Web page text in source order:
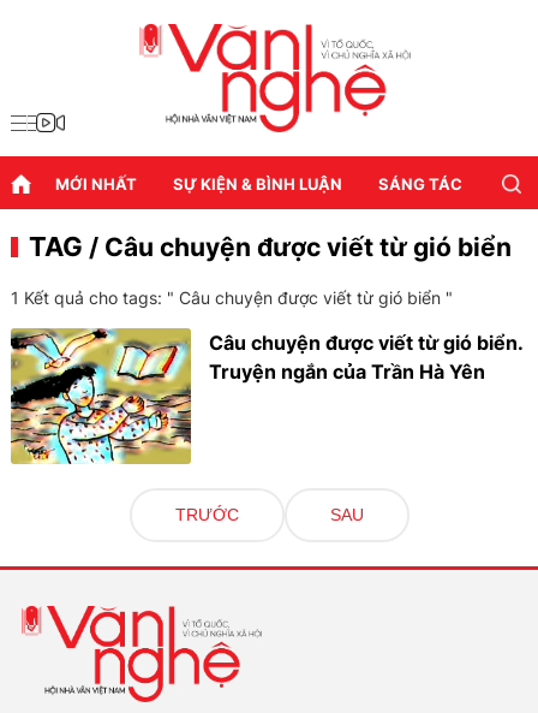
MỚI NHẤT SỰ KIỆN & BÌNH LUẬN SÁNG TÁC
TAG / Câu chuyện được viết từ gió biển
1 Kết quả cho tags: "Câu chuyện được viết từ gió biển "
Câu chuyện được viết từ gió biển.
Truyện ngắn của Trần Hà Yên
TRƯỚC SAU